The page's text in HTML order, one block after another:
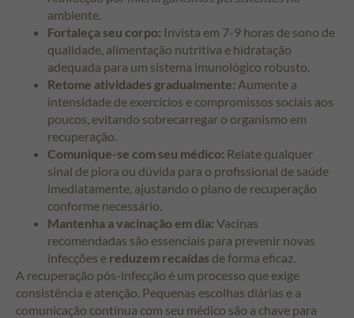
ambiente.
Fortaleça seu corpo: Invista em 7-9 horas de sono de
qualidade, alimentação nutritiva e hidratação
adequada para um sistema imunológico robusto.
Retome atividades gradualmente: Aumente a
intensidade de exercícios e compromissos sociais aos
poucos, evitando sobrecarregar o organismo em
recuperação.
Comunique-se com seu médico: Relate qualquer
sinal de piora ou dúvida para o profissional de saúde
imediatamente, ajustando o plano de recuperação
conforme necessário.
Mantenha a vacinação em dia: Vacinas
recomendadas são essenciais para prevenir novas
infecções e reduzem recaídas de forma eficaz.
A recuperação pós-infecção é um processo que exige
consistência e atenção. Pequenas escolhas diárias e a
comunicação contínua com seu médico são a chave para